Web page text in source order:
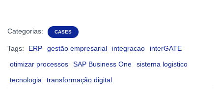
Categorias: CASES
Tags: ERP gestão empresarial integracao
interGATE
otimizar processos
SAP Business One
sistema logistico
tecnologia
transformação digital